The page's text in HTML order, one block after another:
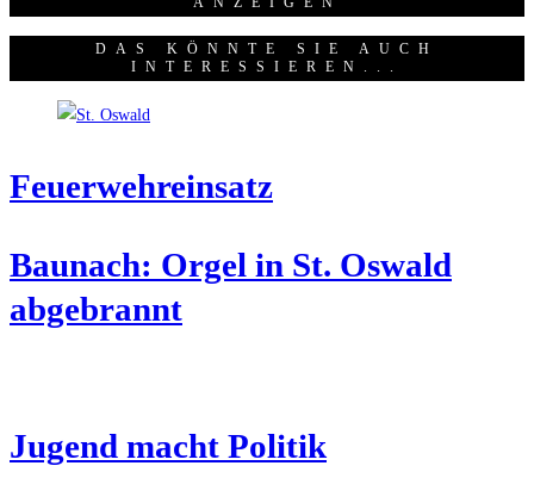
DAS KÖNNTE SIE AUCH
INTERESSIEREN...
Feu­er­wehr­ein­satz
Bau­nach: Orgel in St. Oswald
abgebrannt
Jugend macht Politik